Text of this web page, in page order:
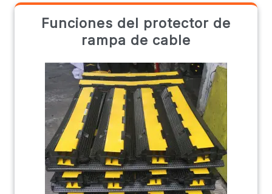
Funciones del protector de
rampa de cable